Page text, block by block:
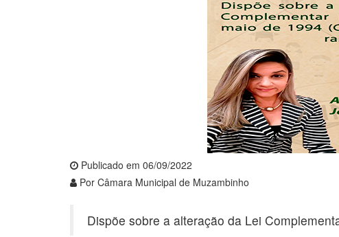
Publicado em 06/09/2022
Por Câmara Municipal de Muzambinho
Dispõe sobre a alteração da Lei